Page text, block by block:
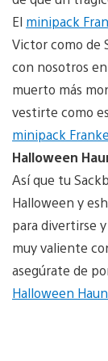
El minipack
Victor como de
con nosotros
muerto más
vestirte como
minipack
Halloween
Así que tu
Halloween y
para divertirse
muy valiente
asegúrate de
Halloween